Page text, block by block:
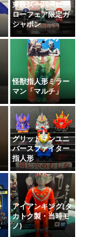
東映スーパーヒー
ローフェア限定ガ
シャポン
怪獣指人形ミラー
マン「マルチ」
グリッドマンユニ
バースファイター
指人形
アイアンキング(タ
カトク製・当時モ
ノ)